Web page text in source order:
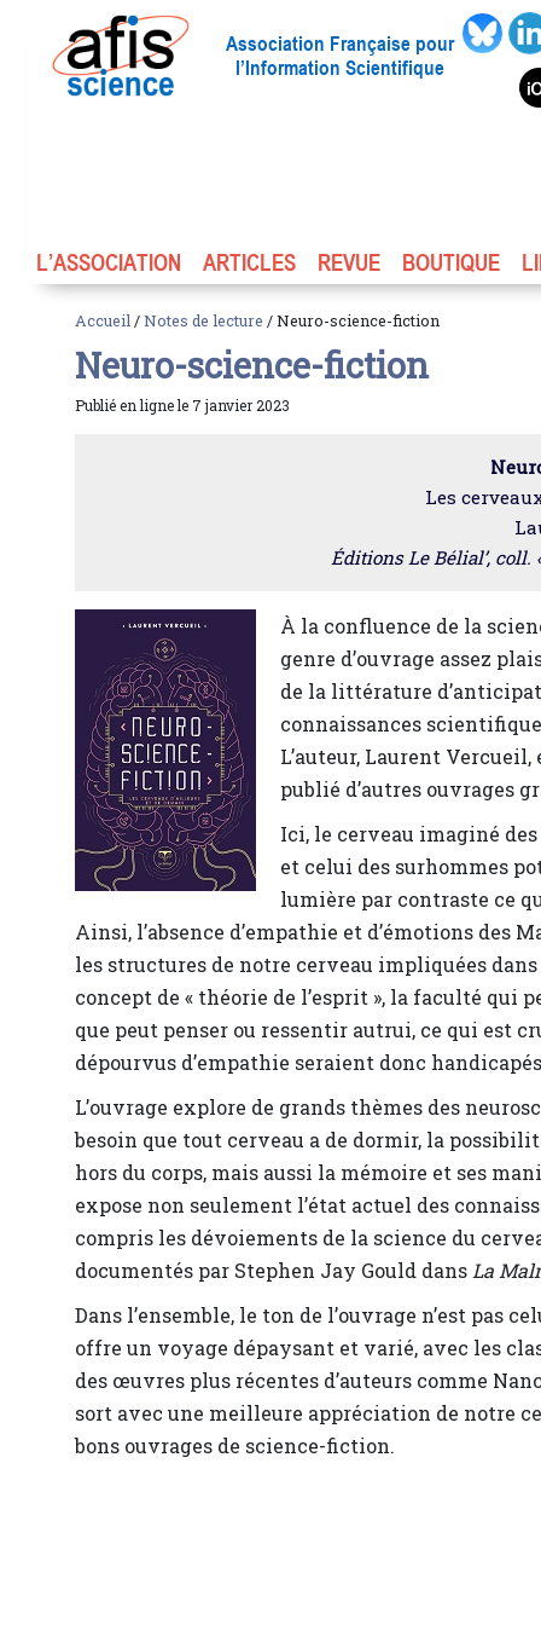
Association Française pour
l’Information Scientifique
L’ASSOCIATION ARTICLES REVUE BOUTIQUE
Accueil /Notes de lecture / Neuro-science-fiction
Neuro-science-fiction
Publié en ligne le 7 janvier 2023
Les
Éditions Le Bélial’, coll.
À la confluence de la
genre d’ouvrage assez
de la littérature
connaissances
L’auteur, Laurent
publié d’autres ouvrages
Ici, le cerveau imaginé
et celui des surhommes
lumière par contraste ce
Ainsi, l’absence d’empathie et d’émotions des
les structures de notre cerveau impliquées
concept de « théorie de l’esprit », la faculté
que peut penser ou ressentir autrui, ce qui est
dépourvus d’empathie seraient donc
L’ouvrage explore de grands thèmes des
besoin que tout cerveau a de dormir, la
hors du corps, mais aussi la mémoire et ses
expose non seulement l’état actuel des
compris les dévoiements de la science du
documentés par Stephen Jay Gould dansLa
Dans l’ensemble, le ton de l’ouvrage n’est pas
offre un voyage dépaysant et varié, avec les
des œuvres plus récentes d’auteurs comme
sort avec une meilleure appréciation de notre
bons ouvrages de science-fiction.